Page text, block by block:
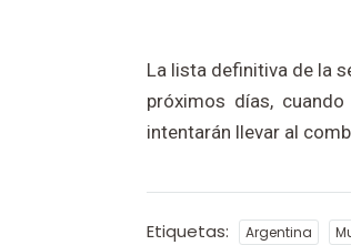
La lista definitiva de la
próximos días,
intentarán llevar al
Etiquetas: Argentina